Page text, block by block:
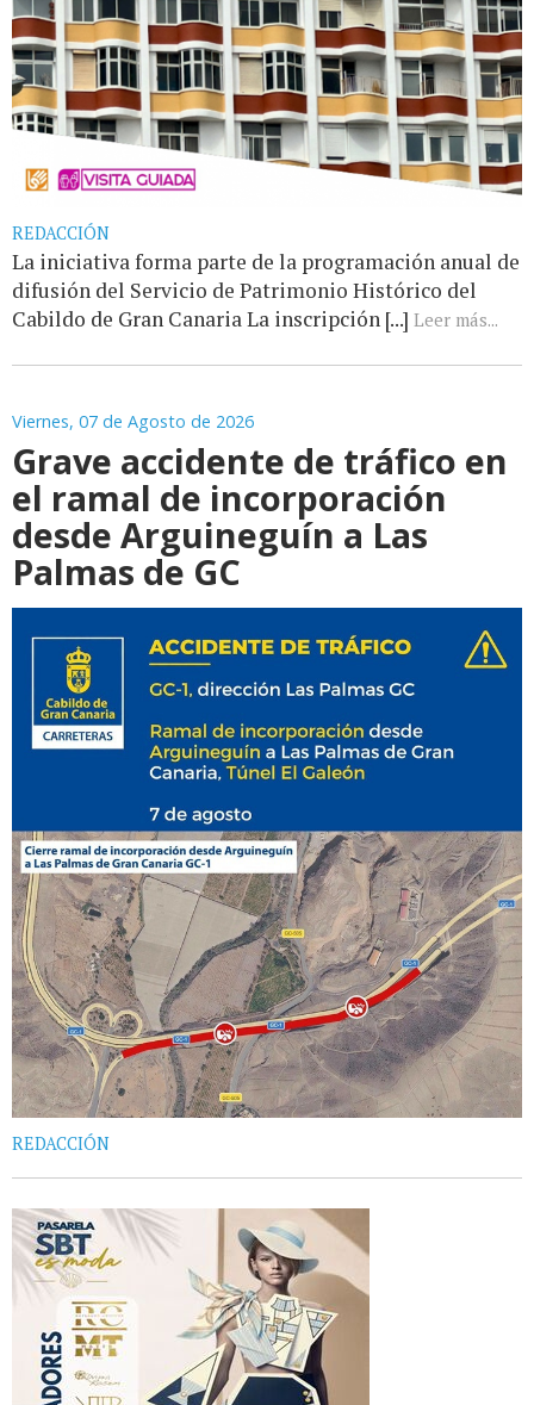
REDACCIÓN
La iniciativa forma parte de la programación anual de
difusión del Servicio de Patrimonio Histórico del
Cabildo de Gran Canaria La inscripción [...] Leer más...
Viernes, 07 de Agosto de 2026
Grave accidente de tráfico en
el ramal de incorporación
desde Arguineguín a Las
Palmas de GC
REDACCIÓN